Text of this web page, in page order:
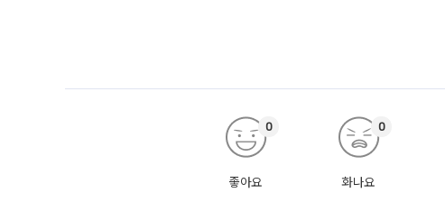
좋아요
0
화나요
0